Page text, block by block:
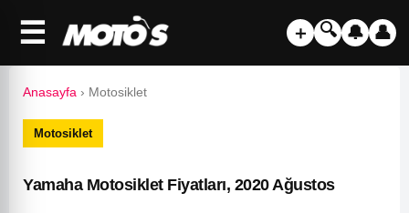
☰ ＋ 🔍 🔔 👤
Anasayfa › Motosiklet
Motosiklet
Yamaha Motosiklet Fiyatları, 2020 Ağustos